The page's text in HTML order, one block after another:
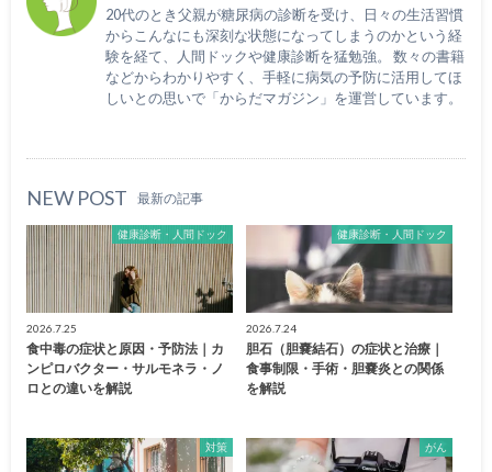
20代のとき父親が糖尿病の診断を受け、日々の生活習慣
からこんなにも深刻な状態になってしまうのかという経
験を経て、人間ドックや健康診断を猛勉強。 数々の書籍
などからわかりやすく、手軽に病気の予防に活用してほ
しいとの思いで「からだマガジン」を運営しています。
NEW POST 最新の記事
健康診断・人間ドック
2026.7.25
食中毒の症状と原因・予防法｜カ
ンピロバクター・サルモネラ・ノ
ロとの違いを解説
健康診断・人間ドック
2026.7.24
胆石（胆嚢結石）の症状と治療｜
食事制限・手術・胆嚢炎との関係
を解説
対策 がん